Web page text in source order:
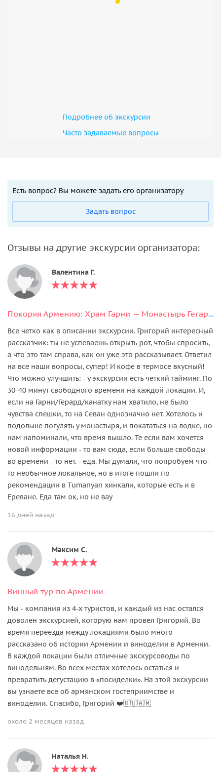
Подробнее об экскурсии
Часто задаваемые вопросы
Есть вопрос? Вы можете задать его организатору
Задать вопрос
Отзывы на другие экскурсии организатора:
Валентина Г.
Покоряя Армению: Храм Гарни — Монастырь Гегард — Цахкадзор — Озеро Севан
Все четко как в описании экскурсии. Григорий интересный
рассказчик: ты не успеваешь открыть рот, чтобы спросить,
а что это там справа, как он уже это рассказывает. Ответил
на все наши вопросы, супер! И кофе в термосе вкусный!
Что можно улучшить: - у экскурсии есть четкий тайминг. По
30-40 минут свободного времени на каждой локации. И,
если на Гарни/Герард/канатку нам хватило, не было
чувства спешки, то на Севан однозначно нет. Хотелось и
подольше погулять у монастыря, и покататься на лодке, но
нам напоминали, что время вышло. Те если вам хочется
новой информации - то вам сюда, если больше свободы
во времени - то нет. - еда. Мы думали, что попробуем что-
то необычное локальное, но в итоге пошли по
рекомендации в Tumanyan хинкали, которые есть и в
Ереване. Еда там ок, но не вау
16 дней назад
Максим С.
Винный тур по Армении
Мы - компания из 4-х туристов, и каждый из нас остался
доволен экскурсией, которую нам провел Григорий. Во
время переезда между локациями было много
рассказано об истории Армении и виноделии в Армении.
В каждой локации были отличные экскурсоводы по
винодельням. Во всех местах хотелось остаться и
превратить дегустацию в «посиделки». На этой экскурсии
вы узнаете все об армянском гостеприимстве и
виноделии. Спасибо, Григорий ❤️🇷🇺🇦🇲
около 2 месяцев назад
Наталья Н.